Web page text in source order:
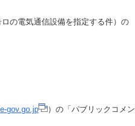
の電気通信設備を指定する件）の
gov.go.jp
）の「パブリックコメン